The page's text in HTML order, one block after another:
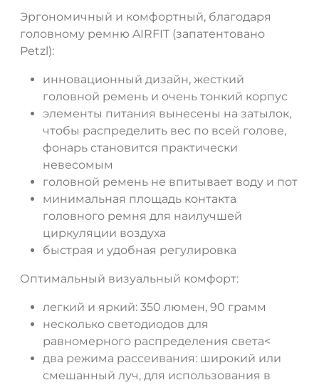
Эргономичный и комфортный, благодаря
головному ремню AIRFIT (запатентовано
Petzl):
инновационный дизайн, жесткий
головной ремень и очень тонкий корпус
элементы питания вынесены на затылок,
чтобы распределить вес по всей голове,
фонарь становится практически
невесомым
головной ремень не впитывает воду и пот
минимальная площадь контакта
головного ремня для наилучшей
циркуляции воздуха
быстрая и удобная регулировка
Оптимальный визуальный комфорт:
легкий и яркий: 350 люмен, 90 грамм
несколько светодиодов для
равномерного распределения света<
два режима рассеивания: широкий или
смешанный луч, для использования в
ДА НЕТ